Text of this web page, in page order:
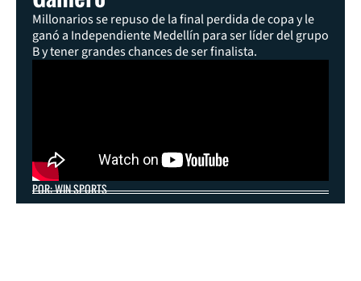
Millonarios se repuso de la final perdida de copa y le
ganó a Independiente Medellín para ser líder del grupo
B y tener grandes chances de ser finalista.
POR: WIN SPORTS